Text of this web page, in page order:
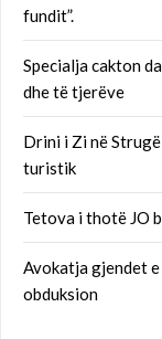
fundit”.
Specialja cakton
dhe të tjerëve
Drini i Zi në
turistik
Tetova i thotë JO
Avokatja gjendet
obduksion